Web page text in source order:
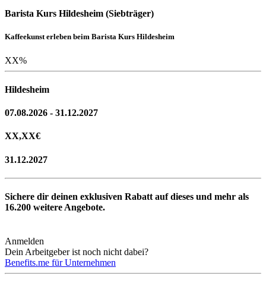
Barista Kurs Hildesheim (Siebträger)
Kaffeekunst erleben beim Barista Kurs Hildesheim
XX%
Hildesheim
07.08.2026 - 31.12.2027
XX,XX€
31.12.2027
Sichere dir deinen exklusiven Rabatt auf dieses und mehr als
16.200 weitere Angebote.
Anmelden
Dein Arbeitgeber ist noch nicht dabei?
Benefits.me für Unternehmen